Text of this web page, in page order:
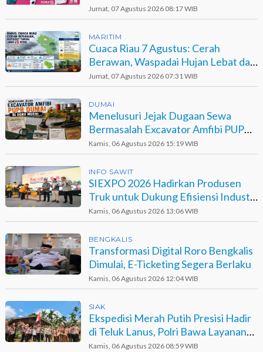
Berinisial GA
Jumat, 07 Agustus 2026 08:17 WIB
MARITIM
Cuaca Riau 7 Agustus: Cerah
Berawan, Waspadai Hujan Lebat dan
Petir
Jumat, 07 Agustus 2026 07:31 WIB
DUMAI
Menelusuri Jejak Dugaan Sewa
Bermasalah Excavator Amfibi PUPR
Dumai di Agro Murni
Kamis, 06 Agustus 2026 15:19 WIB
INFO SAWIT
SIEXPO 2026 Hadirkan Produsen
Truk untuk Dukung Efisiensi Industri
Sawit
Kamis, 06 Agustus 2026 13:06 WIB
BENGKALIS
Transformasi Digital Roro Bengkalis
Dimulai, E-Ticketing Segera Berlaku
Kamis, 06 Agustus 2026 12:04 WIB
SIAK
Ekspedisi Merah Putih Presisi Hadir
di Teluk Lanus, Polri Bawa Layanan
dan Harapan
Kamis, 06 Agustus 2026 08:59 WIB